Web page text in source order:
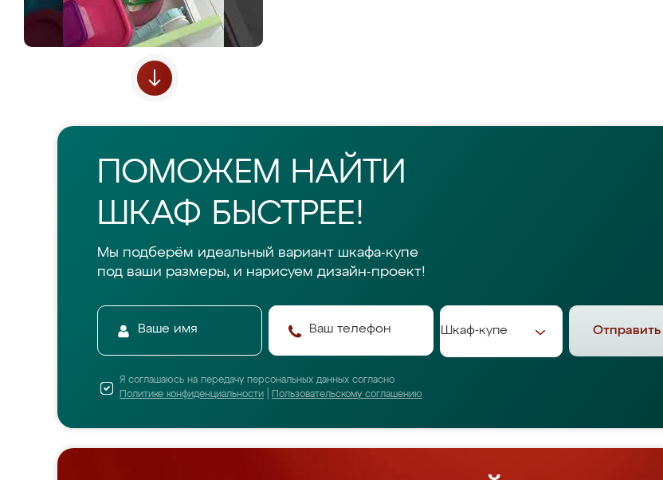
ПОМОЖЕМ НАЙТИ
ШКАФ БЫСТРЕЕ!
Мы подберём идеальный вариант шкафа-купе
под ваши размеры, и нарисуем дизайн-проект!
Отправить
Я соглашаюсь на передачу персональных данных согласно
Политике конфиденциальности
Пользовательскому соглашению